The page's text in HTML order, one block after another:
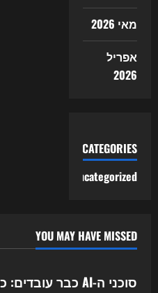
מאי 2026
אפריל
2026
CATEGORIES
Uncategorized
YOU MAY HAVE MISSED
Uncategorized